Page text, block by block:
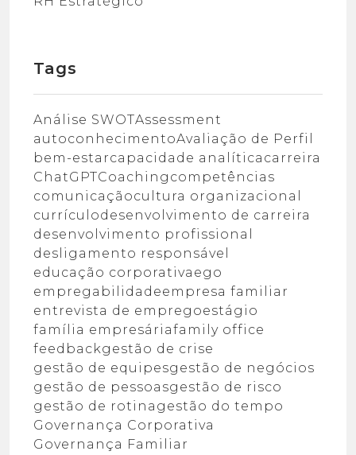
Tags
Análise SWOTAssessment
autoconhecimentoAvaliação de Perfil
bem-estarcapacidade analítica carreira
ChatGPTCoaching competências
comunicaçãocultura organizacional
currículodesenvolvimento de carreira
desenvolvimento profissional
desligamento responsável
educação corporativa ego
empregabilidadeempresa familiar
entrevista de empregoestágio
família empresáriafamily office
feedbackgestão de crise
gestão de equipesgestão de negócios
gestão de pessoasgestão de risco
gestão de rotina gestão do tempo
Governança Corporativa
Governança Familiar